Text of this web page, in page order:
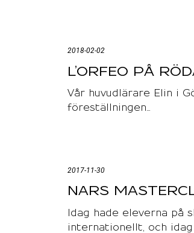
2018-02-02
L’ORFEO PÅ
Vår huvudlärare Elin i
föreställningen…
2017-11-30
NARS
Idag hade eleverna på
internationellt, och idag